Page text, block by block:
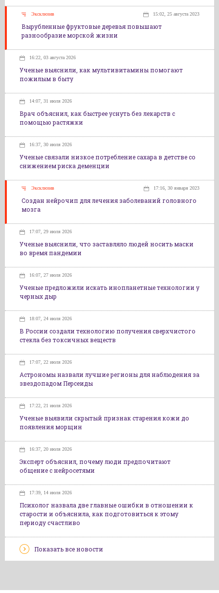
Эксклюзив 15:02, 25 августа 2023
Вырубленные фруктовые деревья повышают
разнообразие морской жизни
16:22, 03 августа 2026
Ученые выяснили, как мультивитамины помогают
пожилым в быту
14:07, 31 июля 2026
Врач объяснил, как быстрее уснуть без лекарств с
помощью растяжки
16:37, 30 июля 2026
Ученые связали низкое потребление сахара в детстве со
снижением риска деменции
Эксклюзив 17:16, 30 января 2023
Создан нейрочип для лечения заболеваний головного
мозга
17:07, 29 июля 2026
Ученые выяснили, что заставляло людей носить маски
во время пандемии
16:07, 27 июля 2026
Ученые предложили искать инопланетные технологии у
черных дыр
18:07, 24 июля 2026
В России создали технологию получения сверхчистого
стекла без токсичных веществ
17:07, 22 июля 2026
Астрономы назвали лучшие регионы для наблюдения за
звездопадом Персеиды
17:22, 21 июля 2026
Ученые выявили скрытый признак старения кожи до
появления морщин
16:37, 20 июля 2026
Эксперт объяснил, почему люди предпочитают
общение с нейросетями
17:39, 14 июля 2026
Психолог назвала две главные ошибки в отношении к
старости и объяснила, как подготовиться к этому
периоду счастливо
Показать все новости